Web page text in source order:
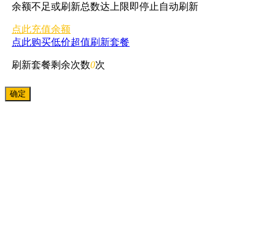
余额不足或刷新总数达上限即停止自动刷新
点此充值余额
点此购买低价超值刷新套餐
刷新套餐剩余次数0次